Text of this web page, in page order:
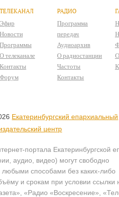
ТЕЛЕКАНАЛ
Эфир
Новости
Программы
О телеканале
Контакты
Форум
РАДИО
Программа
передач
Аудиоархив
О радиостанции
Частоты
Контакты
Екатеринбургский епархиальный
центр
портала Екатеринбургской
аудио, видео) могут свободно
любыми способами без каких-либо
и срокам при условии ссылки
«Радио «Воскресение»,